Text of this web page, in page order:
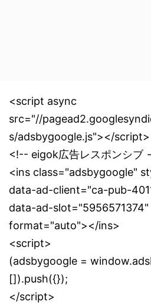
<script async
src="//
s/adsbygoogle.js"></script>
<!-- eigok広告レスポンシブ
<ins class="adsbygoogle"
data-ad-client="ca-pub-
data-ad-
format="auto"></ins>
<script>
(adsbygoogle =
[]).push({});
</script>